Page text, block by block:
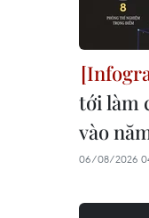
tới làm
vào
06/08/2026